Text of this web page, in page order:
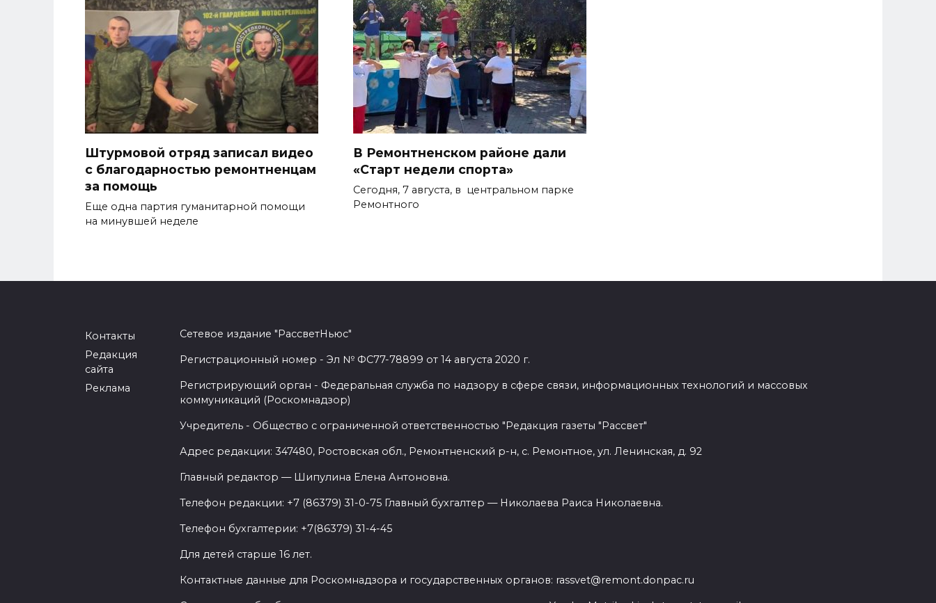
Штурмовой отряд записал видео
с благодарностью ремонтненцам
за помощь
Еще одна партия гуманитарной помощи
на минувшей неделе
В Ремонтненском районе дали
«Старт недели спорта»
Сегодня, 7 августа, в центральном парке
Ремонтного
Контакты
Редакция
сайта
Реклама
Сетевое издание "РассветНьюс"
Регистрационный номер - Эл № ФС77-78899 от 14 августа 2020 г.
Регистрирующий орган - Федеральная служба по надзору в сфере связи, информационных технологий и массовых
коммуникаций (Роскомнадзор)
Учредитель - Общество с ограниченной ответственностью "Редакция газеты "Рассвет"
Адрес редакции: 347480, Ростовская обл., Ремонтненский р-н, с. Ремонтное, ул. Ленинская, д. 92
Главный редактор — Шипулина Елена Антоновна.
Телефон редакции: +7 (86379) 31-0-75 Главный бухгалтер — Николаева Раиса Николаевна.
Телефон бухгалтерии: +7(86379) 31-4-45
Для детей старше 16 лет.
Контактные данные для Роскомнадзора и государственных органов: rassvet@remont.donpac.ru